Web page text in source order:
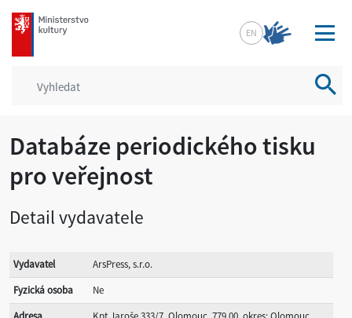
mkcr.cz
EN
Databáze periodického tisku
pro veřejnost
Detail vydavatele
Vydavatel
ArsPress, s.r.o.
Fyzická osoba
Ne